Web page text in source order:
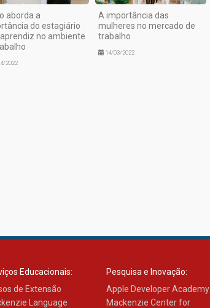
aborda a
do estagiário
no ambiente
2022
A importância das
mulheres no mercado de
trabalho
14/03/2022
Educacionais:
de Extensão
Language
Pesquisa e Inovação:
Apple Developer Academy
Mackenzie Center for